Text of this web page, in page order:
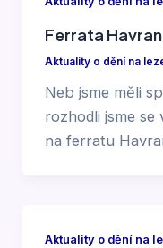
Ferrata
Aktuality o dění na
Neb jsme měli
rozhodli jsme
na ferratu
Aktuality o dění na